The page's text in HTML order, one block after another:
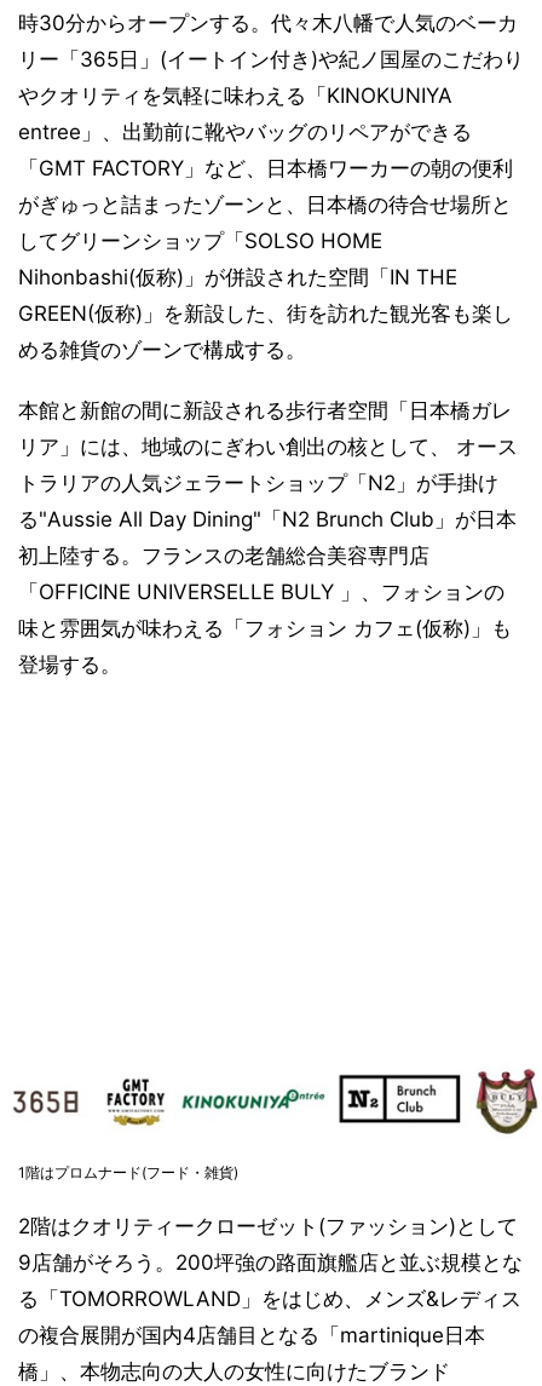
時30分からオープンする。代々木八幡で人気のベーカ
リー「365日」(イートイン付き)や紀ノ国屋のこだわり
やクオリティを気軽に味わえる「KINOKUNIYA
entree」、出勤前に靴やバッグのリペアができる
「GMT FACTORY」など、日本橋ワーカーの朝の便利
がぎゅっと詰まったゾーンと、日本橋の待合せ場所と
してグリーンショップ「SOLSO HOME
Nihonbashi(仮称)」が併設された空間「IN THE
GREEN(仮称)」を新設した、街を訪れた観光客も楽し
める雑貨のゾーンで構成する。
本館と新館の間に新設される歩行者空間「日本橋ガレ
リア」には、地域のにぎわい創出の核として、 オース
トラリアの人気ジェラートショップ「N2」が手掛け
る"Aussie All Day Dining"「N2 Brunch Club」が日本
初上陸する。フランスの老舗総合美容専門店
「OFFICINE UNIVERSELLE BULY 」、フォションの
味と雰囲気が味わえる「フォション カフェ(仮称)」も
登場する。
1階はプロムナード(フード・雑貨)
2階はクオリティークローゼット(ファッション)として
9店舗がそろう。200坪強の路面旗艦店と並ぶ規模とな
る「TOMORROWLAND」をはじめ、メンズ&レディス
の複合展開が国内4店舗目となる「martinique日本
橋」、本物志向の大人の女性に向けたブランド